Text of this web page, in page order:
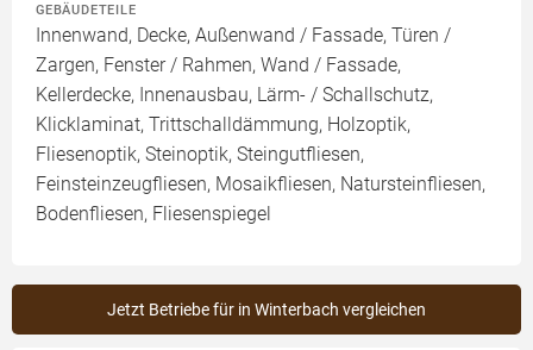
GEBÄUDETEILE
Innenwand, Decke, Außenwand / Fassade, Türen /
Zargen, Fenster / Rahmen, Wand / Fassade,
Kellerdecke, Innenausbau, Lärm- / Schallschutz,
Klicklaminat, Trittschalldämmung, Holzoptik,
Fliesenoptik, Steinoptik, Steingutfliesen,
Feinsteinzeugfliesen, Mosaikfliesen, Natursteinfliesen,
Bodenfliesen, Fliesenspiegel
Jetzt Betriebe für in Winterbach vergleichen